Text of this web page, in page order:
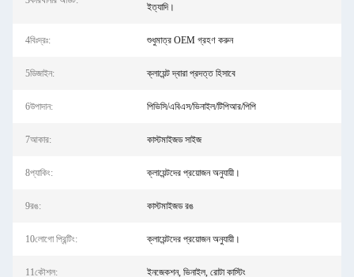
ইত্যাদি।
4বিঃদ্রঃ: শুধুমাত্র OEM গ্রহণ করুন
5ডিজাইন: ক্লায়েন্ট দ্বারা প্রদত্ত হিসাবে
6উপাদান: পিভিসি/এবিএস/ভিনাইল/টিপিআর/পিপি
7আকার: কাস্টমাইজড সাইজ
8প্যাকিং: ক্লায়েন্টদের প্রয়োজন অনুযায়ী।
9রঙ: কাস্টমাইজড রঙ
10লোগো প্রিন্টিং: ক্লায়েন্টদের প্রয়োজন অনুযায়ী।
11কৌশল: ইনজেকশন, ভিনাইল, রোটা কাস্টিং